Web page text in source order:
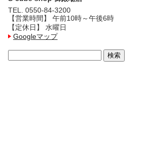
TEL. 0550-84-3200
【営業時間】 午前10時～午後6時
【定休日】 水曜日
Googleマップ